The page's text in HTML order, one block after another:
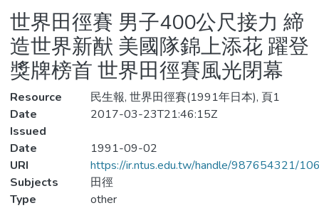
Statistics
世界田徑賽 男子400公尺接力 締
造世界新猷 美國隊錦上添花 躍登
獎牌榜首 世界田徑賽風光閉幕
Resource
民生報, 世界田徑賽(1991年日本), 頁1
Date
Issued
2017-03-23T21:46:15Z
Date
1991-09-02
URI
https://ir.ntus.edu.tw/handle/987654321/
Subjects
田徑
Type
other